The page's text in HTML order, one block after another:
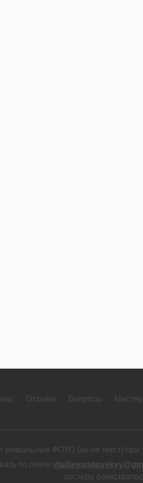
Отзывы Вопросы
ФОТО (но не текст) при
по почте
хостеру,